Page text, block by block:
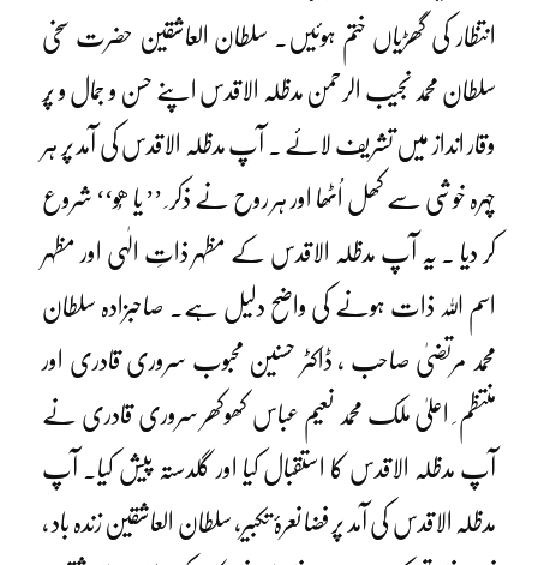
انتظار کی گھڑیاں ختم ہوئیں۔ سلطان العاشقین حضرت سخی
سلطان محمد نجیب الرحمن مدظلہ الاقدس اپنے حسن و جمال و پُر
وقار انداز میں تشریف لائے ۔ آپ مدظلہ الاقدس کی آمد پر ہر
چہرہ خوشی سے کھل اُٹھا اور ہر روح نے ذکر ِ ’’ یا ھُو‘‘ شروع
کر دیا ۔ یہ آپ مدظلہ الاقدس کے مظہر ذاتِ الٰہی اور مظہر
اسم اللہ ذات ہونے کی واضح دلیل ہے۔ صاحبزادہ سلطان
محمد مرتضیٰ صاحب ، ڈاکٹر حسنین محبوب سروری قادری اور
منتظم ِ اعلیٰ ملک محمد نعیم عباس کھوکھر سروری قادری نے
آپ مدظلہ الاقدس کا استقبال کیا اور گلدستہ پیش کیا۔ آپ
مدظلہ الاقدس کی آمد پر فضا نعرۂ تکبیر، سلطان العاشقین زندہ باد ،